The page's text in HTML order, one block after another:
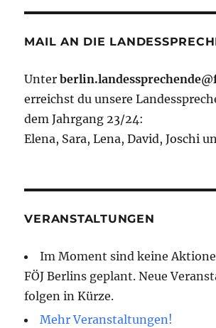
MAIL AN DIE
Unter
erreichst du unsere
dem Jahrgang 23/24:
Elena, Sara, Lena, David, Joschi
VERANSTALTUNGEN
Im Moment sind keine
FÖJ Berlins geplant. Neue
folgen in Kürze.
Mehr Veranstaltungen!